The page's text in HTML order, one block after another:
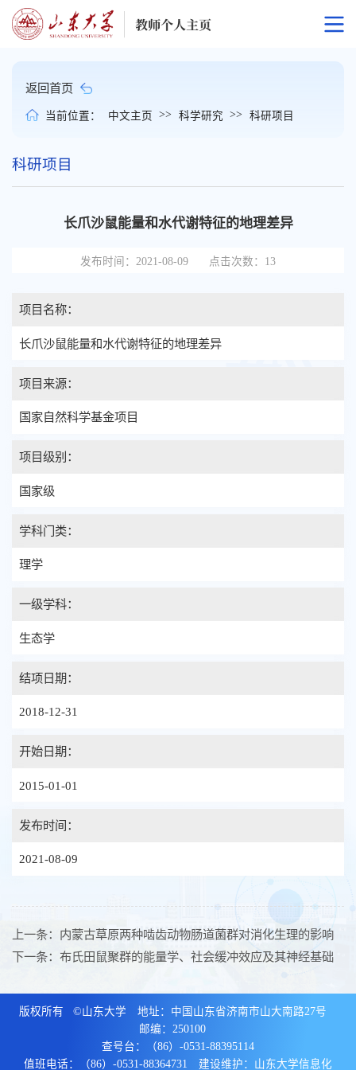
当前位置： 中文主页 >> 科学研究 >> 科研项目
返回首页
科研项目
长爪沙鼠能量和水代谢特征的地理差异
发布时间：2021-08-09 点击次数： 13
项目名称：
长爪沙鼠能量和水代谢特征的地理差异
项目来源：
国家自然科学基金项目
项目级别：
国家级
学科门类：
理学
一级学科：
生态学
结项日期：
2018-12-31
开始日期：
2015-01-01
发布时间：
2021-08-09
上一条： 内蒙古草原两种啮齿动物肠道菌群对消化生理的影响
下一条： 布氏田鼠聚群的能量学、社会缓冲效应及其神经基础
版权所有 ©山东大学 地址：中国山东省济南市山大南路27号
邮编：250100
查号台：（86）-0531-88395114
值班电话：（86）-0531-88364731 建设维护：山东大学信息化